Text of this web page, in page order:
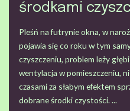
środkami
Pleśń na futrynie okna, w
pojawia się co roku w tym
czyszczeniu, problem leży
wentylacja w pomieszczeniu,
czasami za słabym efektem
dobrane środki czystości. ...